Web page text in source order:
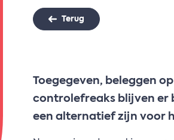
Terug
Toegegeven, beleggen
controlefreaks blijven er
een alternatief zijn voor